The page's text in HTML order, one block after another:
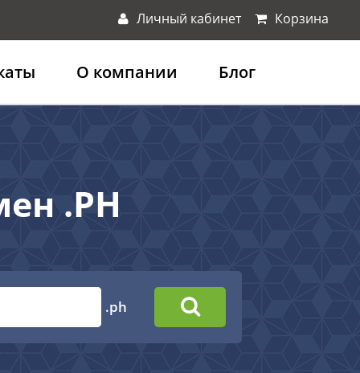
Личный кабинет Корзина
О компании Блог
.PH
.ph